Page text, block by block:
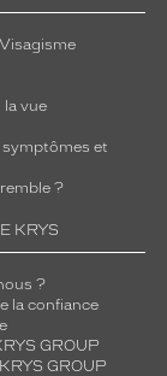
la vue
symptômes et
?
KRYS
?
la confiance
GROUP
GROUP